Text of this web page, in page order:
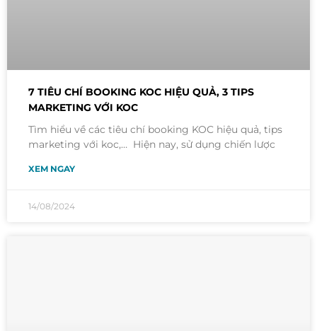
7 TIÊU CHÍ BOOKING KOC HIỆU QUẢ, 3 TIPS
MARKETING VỚI KOC
Tìm hiểu về các tiêu chí booking KOC hiệu quả, tips
marketing với koc,… Hiện nay, sử dụng chiến lược
XEM NGAY
14/08/2024